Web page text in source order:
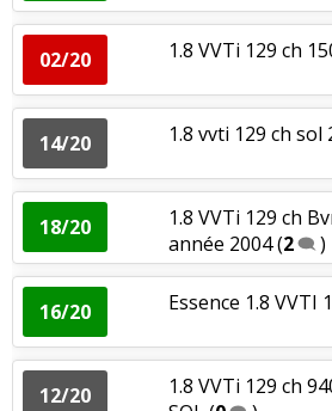
02/20 1.8 VVTi 129 ch
14/20 1.8 vvti 129 ch sol
18/20
1.8 VVTi 129 ch
année 2004(2 )
16/20 Essence 1.8 VVTI
12/20
1.8 VVTi 129 ch